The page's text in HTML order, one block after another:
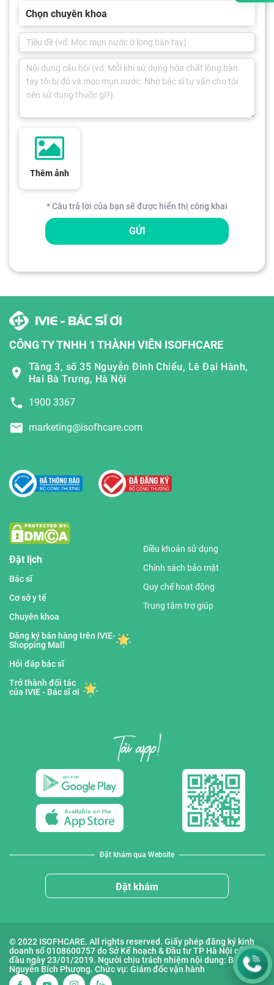
Chọn chuyên khoa
Thêm ảnh
* Câu trả lời của bạn sẽ được hiển thị công khai
GỬI
CÔNG TY TNHH 1 THÀNH VIÊN ISOFHCARE
Tầng 3, số 35 Nguyễn Đình Chiểu, Lê Đại Hành,
Hai Bà Trưng, Hà Nội
1900 3367
marketing@isofhcare.com
Đặt lịch
Bác sĩ
Cơ sở y tế
Chuyên khoa
Đăng ký bán hàng trên IVIE-
Shopping Mall
Hỏi đáp bác sĩ
Trở thành đối tác
của IVIE - Bác sĩ ơi
Điều khoản sử dụng
Chính sách bảo mật
Quy chế hoạt động
Trung tâm trợ giúp
Đặt khám qua Website
Đặt khám
© 2022 ISOFHCARE. All rights reserved. Giấy phép đăng ký kinh
doanh số 0108600757 do Sở Kế hoạch & Đầu tư TP Hà Nội cấp lần
đầu ngày 23/01/2019. Người chịu trách nhiệm nội dung: Bà
Nguyễn Bích Phượng. Chức vụ: Giám đốc vận hành